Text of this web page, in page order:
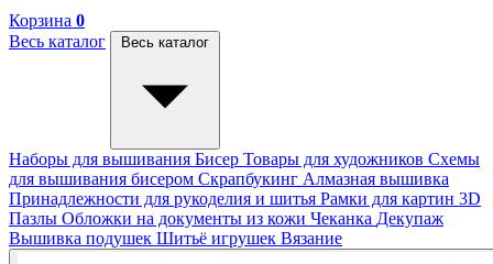
Корзина 0
Весь каталог
Весь каталог
Наборы для вышивания Бисер Товары для художников Схемы
для вышивания бисером Скрапбукинг Алмазная вышивка
Принадлежности для рукоделия и шитья Рамки для картин 3D
Пазлы Обложки на документы из кожи Чеканка Декупаж
Вышивка подушек Шитьё игрушек Вязание